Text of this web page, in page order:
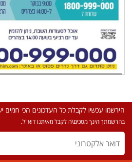
הירשמו עכשיו לקבלת כל העדכונים הכי חמים
בהרשמתך הינך מסכים\ה לקבל מאיתנו דוא"ל.